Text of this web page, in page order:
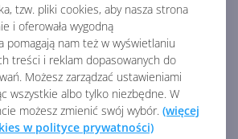
tzw. pliki cookies, aby nasza strona
i oferowała wygodną
pomagają nam też w wyświetlaniu
treści i reklam dopasowanych do
Możesz zarządzać ustawieniami
wszystkie albo tylko niezbędne. W
możesz zmienić swój wybór. (więcej
w polityce prywatności)
sposób na
prompty
rozwój sztucznej inteligencji
od tradycyjnych metod blokowania